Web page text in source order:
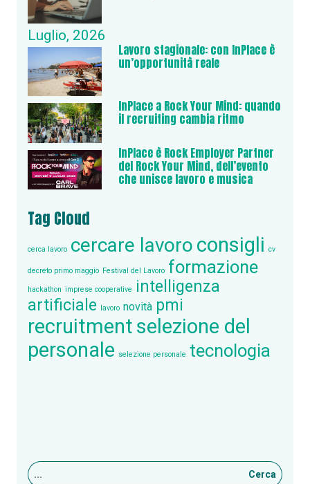
Luglio, 2026
Lavoro stagionale: con InPlace è
un’opportunità reale
InPlace a Rock Your Mind: quando
il recruiting cambia ritmo
InPlace è Rock Employer Partner
del Rock Your Mind, dell’evento
che unisce lavoro e musica
Tag Cloud
cerca lavoro cercare lavoro consigli cv
decreto primo maggio Festival del Lavoro formazione
hackathon imprese cooperative
intelligenza
artificiale lavoro novità pmi
recruitment selezione del
personale selezione personale tecnologia
Cerca